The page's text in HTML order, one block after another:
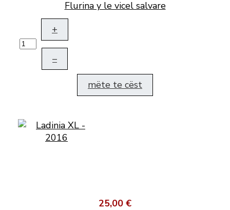
Flurina y le vicel salvare
+
–
mëte te cëst
25,00 €